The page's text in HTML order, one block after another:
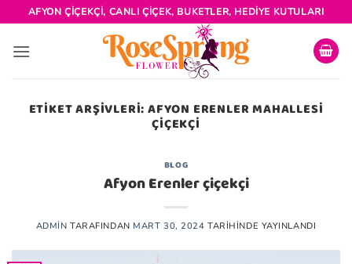
İçeriğe
atla
AFYON ÇIÇEKÇI, CANLI ÇIÇEK, BUKETLER, HEDIYE KUTULARI
ETIKET ARŞIVLERI: AFYON ERENLER MAHALLESI
ÇIÇEKÇI
BLOG
Afyon Erenler çiçekçi
ADMIN TARAFINDAN MART 30, 2024 TARIHINDE YAYINLANDI